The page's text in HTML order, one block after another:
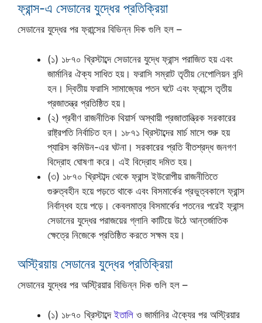
ফ্রান্স-এ সেডানের যুদ্ধের প্রতিক্রিয়া
সেডানের যুদ্ধের পর ফ্রান্সের বিভিন্ন দিক গুলি হল –
(১) ১৮৭০ খ্রিস্টাব্দে সেডানের যুদ্ধে ফ্রান্স পরাজিত হয় এবং
জার্মানির ঐক্য সাধিত হয়। ফরাসি সম্রাট তৃতীয় নেপোলিয়ন বন্দি
হন। দ্বিতীয় ফরাসি সামাজ্যের পতন ঘটে এবং ফ্রান্সে তৃতীয়
প্রজাতন্ত্র প্রতিষ্ঠিত হয়।
(২) প্রবীণ রাজনীতিক থিয়ার্স অস্থায়ী প্রজাতান্ত্রিক সরকারের
রাষ্ট্রপতি নির্বাচিত হন। ১৮৭১ খ্রিস্টাব্দের মার্চ মাসে শুরু হয়
প্যারিস কমিউন-এর ঘটনা। সরকারের প্রতি বীতশ্রদ্ধ জনগণ
বিদ্রোহ ঘোষণা করে। এই বিদ্রোহ দমিত হয়।
(৩) ১৮৭০ খ্রিস্টাব্দ থেকে ফ্রান্স ইউরোপীয় রাজনীতিতে
গুরুত্বহীন হয়ে পড়তে থাকে এবং বিসমার্কের প্রভুত্বকালে ফ্রান্স
নির্বান্ধব হয়ে পড়ে। কেবলমাত্র বিসমার্কের পতনের পরেই ফ্রান্স
সেডানের যুদ্ধের পরাজয়ের গ্লানি কাটিয়ে উঠে আন্তর্জাতিক
ক্ষেত্রে নিজেকে প্রতিষ্ঠিত করতে সক্ষম হয়।
অস্ট্রিয়ায় সেডানের যুদ্ধের প্রতিক্রিয়া
সেডানের যুদ্ধের পর অস্ট্রিয়ার বিভিন্ন দিক গুলি হল –
(১) ১৮৭০ খ্রিস্টাব্দেইতালি ও জার্মানির ঐক্যের পর অস্ট্রিয়ার